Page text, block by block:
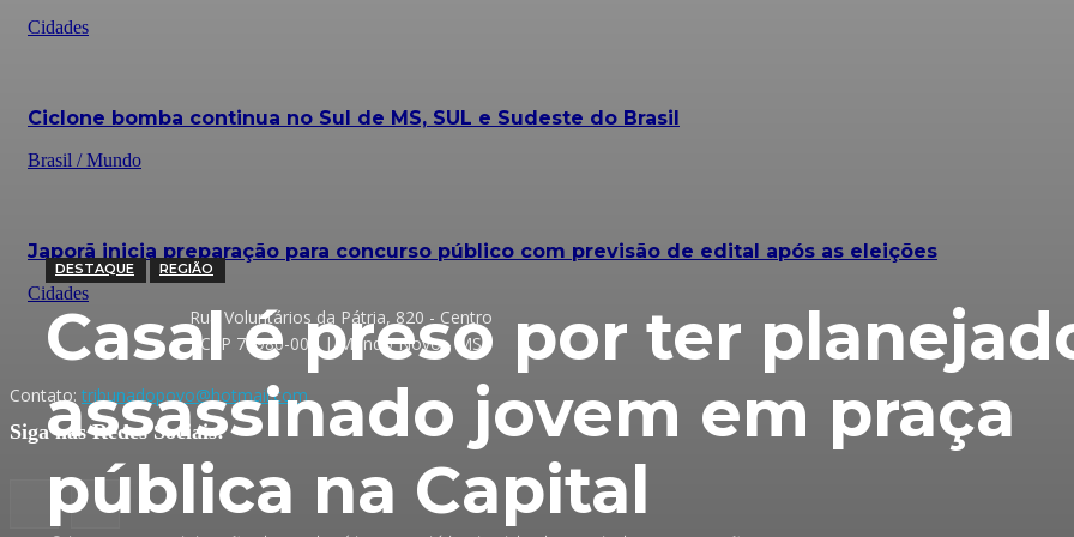
DESTAQUE REGIÃO
Casal é preso por ter
assassinado jovem em praça
pública na Capital
Cidades
Ciclone bomba continua no Sul de MS, SUL e Sudeste do Brasil
Brasil / Mundo
Japorã inicia preparação para concurso público com previsão de edital após as eleições
Cidades
Rua Voluntários da Pátria, 820 - Centro
CEP 79980-000 | Mundo Novo - MS
Contato: tribunadopovo@hotmail.com
Siga nas Redes Sociais: